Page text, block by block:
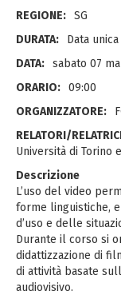
REGIONE: SG
DURATA:
Data unica
DATA: sabato 07
ORARIO: 09:00
ORGANIZZATORE:
RELATORI/
Università di Torino
Descrizione
L’uso del video
forme linguistiche,
d’uso e delle
Durante il corso si
didattizzazione di
di attività basate
audiovisivo.